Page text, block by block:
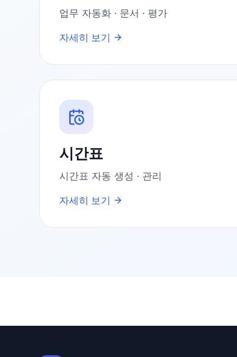
업무 자동화 · 문서 · 평가
자세히 보기
시간표
시간표 자동 생성 · 관리
자세히 보기